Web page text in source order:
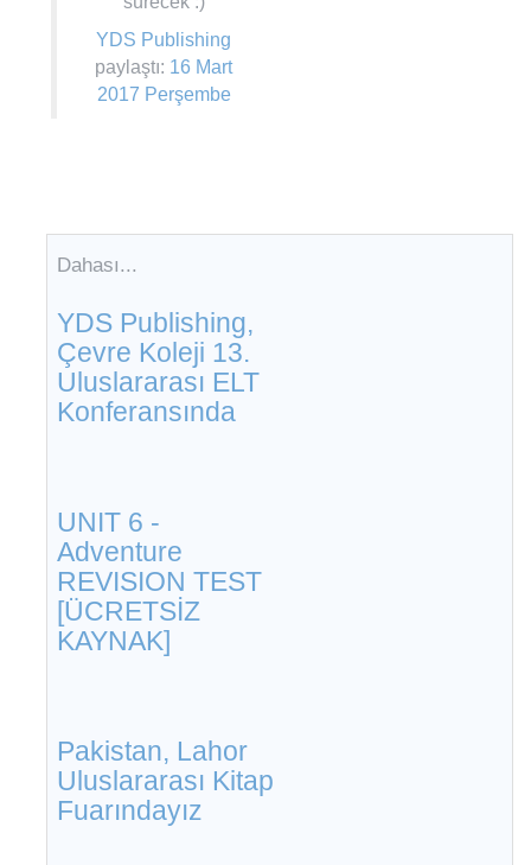
YDS Publishing
paylaştı: 16 Mart
2017 Perşembe
Dahası...
YDS Publishing,
Çevre Koleji 13.
Uluslararası ELT
Konferansında
UNIT 6 -
Adventure
REVISION TEST
[ÜCRETSİZ
KAYNAK]
Pakistan, Lahor
Uluslararası Kitap
Fuarındayız